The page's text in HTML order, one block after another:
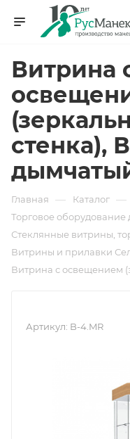
Витрина
стенка),
Главная — Каталог —
Торговое оборудование
Стеклянные витрины,
Витрины и прилавки
Витрина с освещением
Артикул: B-4.MR